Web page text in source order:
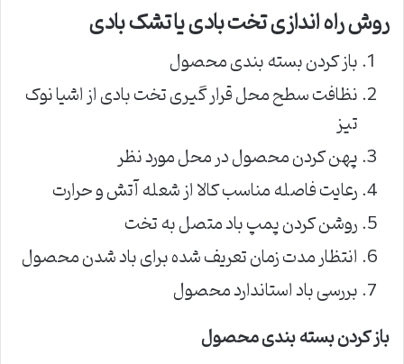
روش راه اندازی تخت بادی یا تشک بادی
باز کردن بسته بندی محصول
نظافت سطح محل قرار گیری تخت بادی از اشیا نوک
تیز
پهن کردن محصول در محل مورد نظر
رعایت فاصله مناسب کالا از شعله آتش و حرارت
روشن کردن پمپ باد متصل به تخت
انتظار مدت زمان تعریف شده برای باد شدن محصول
بررسی باد استاندارد محصول
باز کردن بسته بندی محصول